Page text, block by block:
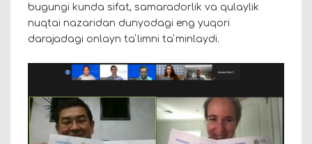
bugungi kunda sifat, samaradorlik va qulaylik
nuqtai nazaridan dunyodagi eng yuqori
darajadagi onlayn taʼlimni taʼminlaydi.